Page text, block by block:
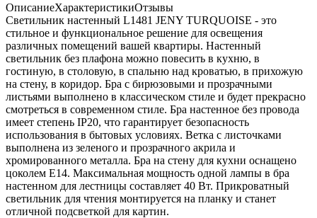
ОписаниеХарактеристикиОтзывы
Светильник настенный L1481 JENY TURQUOISE - это
стильное и функциональное решение для освещения
различных помещений вашей квартиры. Настенный
светильник без плафона можно повесить в кухню, в
гостиную, в столовую, в спальню над кроватью, в прихожую
на стену, в коридор. Бра с бирюзовыми и прозрачными
листьями выполнено в классическом стиле и будет прекрасно
смотреться в современном стиле. Бра настенное без провода
имеет степень IP20, что гарантирует безопасность
использования в бытовых условиях. Ветка с листочками
выполнена из зеленого и прозрачного акрила и
хромированного металла. Бра на стену для кухни оснащено
цоколем Е14. Максимальная мощность одной лампы в бра
настенном для лестницы составляет 40 Вт. Прикроватный
светильник для чтения монтируется на планку и станет
отличной подсветкой для картин.